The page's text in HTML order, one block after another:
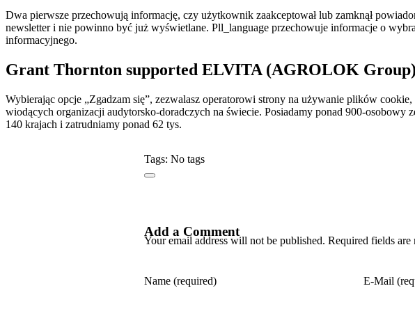
Dwa pierwsze przechowują informację, czy użytkownik zaakceptował lub zamknął
newsletter i nie powinno być już wyświetlane. Pll_language przechowuje informacje o
informacyjnego.
Grant Thornton supported ELVITA (AGROLOK
Wybierając opcje „Zgadzam się”, zezwalasz operatorowi strony na używanie plików
wiodących organizacji audytorsko-doradczych na świecie. Posiadamy ponad 900-osobowy
140 krajach i zatrudniamy ponad 62 tys.
Tags: No tags
Add a Comment
Your email address will not be published. Required fields are
Name (required) E-Mail